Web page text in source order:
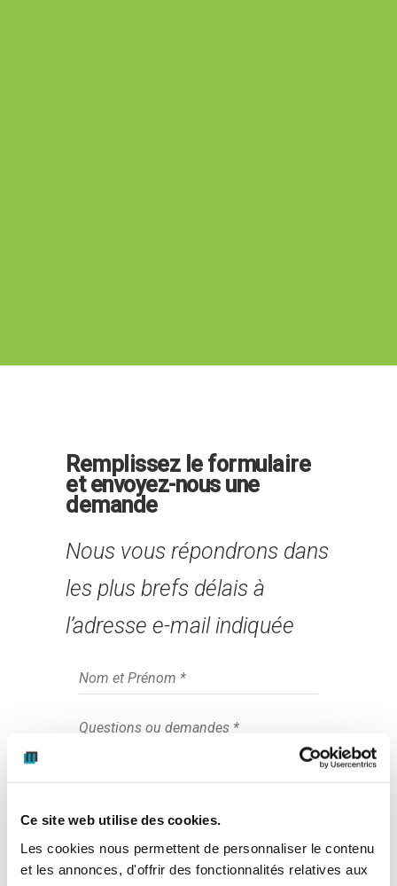
Ce site web utilise des cookies.
Les cookies nous permettent de personnaliser le contenu
et les annonces, d'offrir des fonctionnalités relatives aux
Remplissez le formulaire
et envoyez-nous une
demande
Nous vous répondrons dans
les plus brefs délais à
l’adresse e-mail indiquée
Je consens au traitement des données
saisies dans le formulaire.
Pour plus d'informations, consultez lapolitique